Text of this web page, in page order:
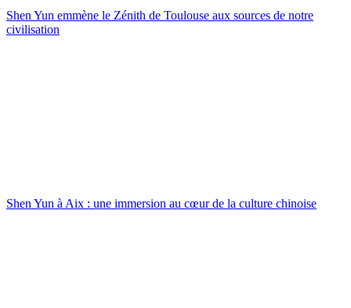
Shen Yun emmène le Zénith de Toulouse aux sources de notre
civilisation
Shen Yun à Aix : une immersion au cœur de la culture chinoise